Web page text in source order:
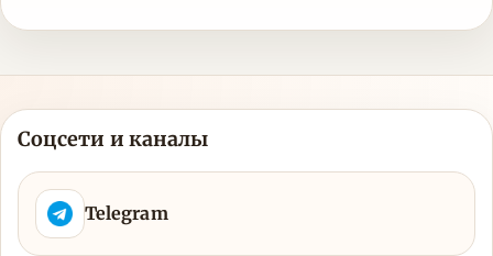
Соцсети и каналы
Telegram